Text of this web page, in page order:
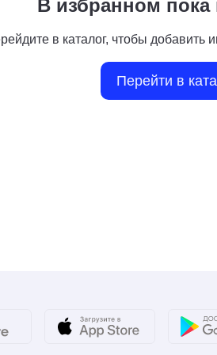
В избранном пока
в каталог, чтобы добавить
Перейти в